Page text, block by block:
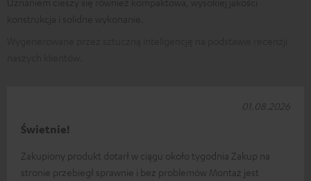
Świetnie!
Zakupiony produkt dotarł w ciągu około tygodnia Zakup na
stronie przebiegł sprawnie i bez problemów Montaż jest
01.08.2026